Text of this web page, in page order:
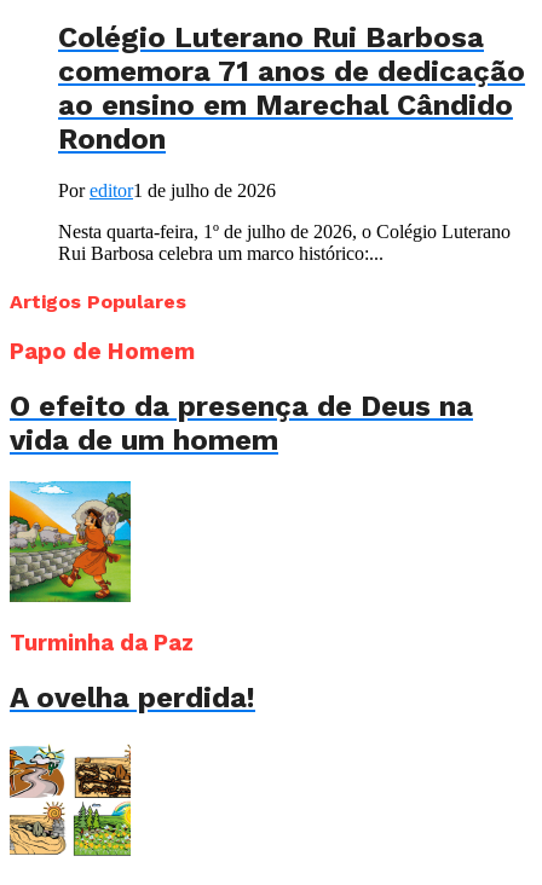
Colégio Luterano Rui Barbosa
comemora 71 anos de dedicação
ao ensino em Marechal Cândido
Rondon
Poreditor1 de julho de 2026
Nesta quarta-feira, 1º de julho de 2026, o Colégio Luterano
Rui Barbosa celebra um marco histórico:...
Artigos Populares
Papo de Homem
O efeito da presença de Deus na
vida de um homem
Turminha da Paz
A ovelha perdida!